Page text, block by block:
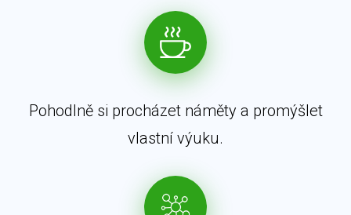
Pohodlně si procházet náměty a promýšlet
vlastní výuku.